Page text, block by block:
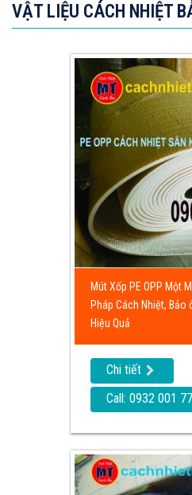
VẬT LIỆU CÁCH NHIỆT
Mút Xốp PE OPP Một
Pháp Cách Nhiệt, Bảo
Hiệu Quả
Chi tiết
Call: 0932 001